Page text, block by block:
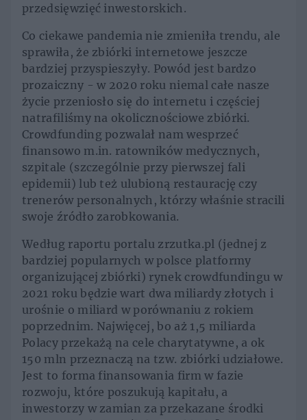
przedsięwzięć inwestorskich.
Co ciekawe pandemia nie zmieniła trendu, ale
sprawiła, że zbiórki internetowe jeszcze
bardziej przyspieszyły. Powód jest bardzo
prozaiczny - w 2020 roku niemal całe nasze
życie przeniosło się do internetu i częściej
natrafiliśmy na okolicznościowe zbiórki.
Crowdfunding pozwalał nam wesprzeć
finansowo m.in. ratowników medycznych,
szpitale (szczególnie przy pierwszej fali
epidemii) lub też ulubioną restaurację czy
trenerów personalnych, którzy właśnie stracili
swoje źródło zarobkowania.
Według raportu portalu zrzutka.pl (jednej z
bardziej popularnych w polsce platformy
organizującej zbiórki) rynek crowdfundingu w
2021 roku będzie wart dwa miliardy złotych i
urośnie o miliard w porównaniu z rokiem
poprzednim. Najwięcej, bo aż 1,5 miliarda
Polacy przekażą na cele charytatywne, a ok
150 mln przeznaczą na tzw. zbiórki udziałowe.
Jest to forma finansowania firm w fazie
rozwoju, które poszukują kapitału, a
inwestorzy w zamian za przekazane środki